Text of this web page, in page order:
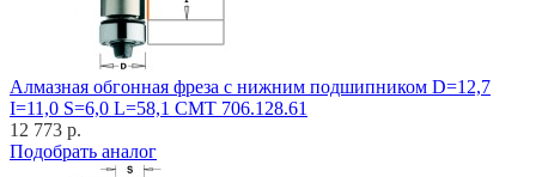
Алмазная обгонная фреза с нижним подшипником D=12,7
I=11,0 S=6,0 L=58,1 CMT 706.128.61
12 773 р.
Подобрать аналог